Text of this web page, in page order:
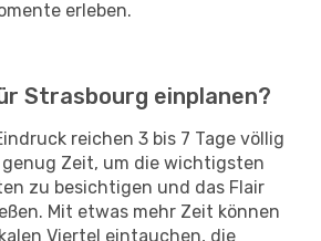
erleben.
Strasbourg einplanen?
reichen 3 bis 7 Tage völlig
genug Zeit, um die wichtigsten
zu besichtigen und das Flair
Mit etwas mehr Zeit können
Viertel eintauchen, die